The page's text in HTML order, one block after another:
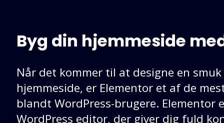
Byg din hjemmeside
Når det kommer til at designe en
hjemmeside, er Elementor et af de
blandt WordPress-brugere. Elementor
WordPress editor, der giver dig fuld